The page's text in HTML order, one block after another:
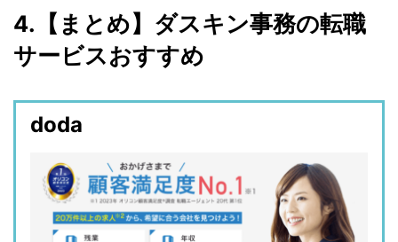
4.【まとめ】ダスキン事務の転職
サービスおすすめ
doda